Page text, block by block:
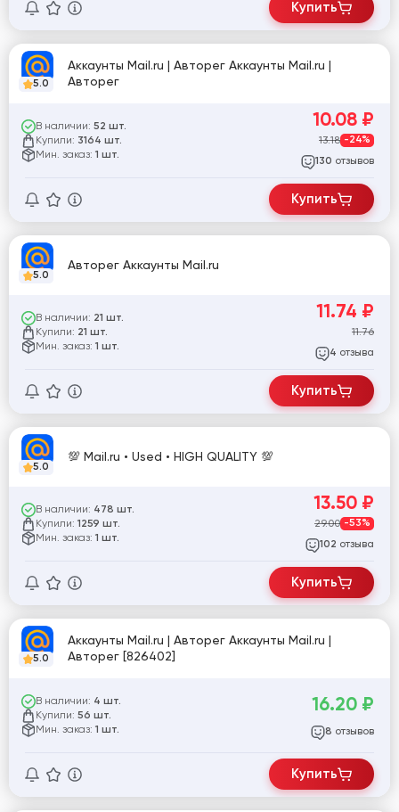
Купить
5.0
Аккаунты Mail.ru | Авторег Аккаунты Mail.ru |
Авторег
В наличии: 52 шт.
Купили: 3164 шт.
Мин. заказ: 1 шт.
10.08 ₽
13.18 -24%
130 отзывов
Купить
5.0
Авторег Аккаунты Mail.ru
В наличии: 21 шт.
Купили: 21 шт.
Мин. заказ: 1 шт.
11.74 ₽
11.76
4 отзыва
Купить
5.0
💯 Mail.ru • Used • HIGH QUALITY 💯
В наличии: 478 шт.
Купили: 1259 шт.
Мин. заказ: 1 шт.
13.50 ₽
29.00 -53%
102 отзыва
Купить
5.0
Аккаунты Mail.ru | Авторег Аккаунты Mail.ru |
Авторег [826402]
В наличии: 4 шт.
Купили: 56 шт.
Мин. заказ: 1 шт.
16.20 ₽
8 отзывов
Купить